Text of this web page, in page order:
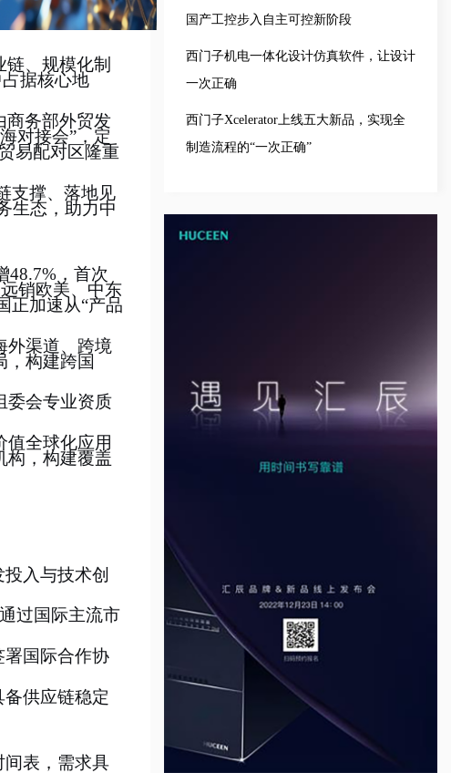
、规模化制
据核心地
商务部外贸发
对接会”，定
易配对区隆重
支撑、落地见
生态，助力中
48.7%，首次
销欧美、中东
正加速从“产品
外渠道、跨境
，构建跨国
委会专业资质
值全球化应用
构，构建覆盖
入与技术创
过国际主流市
署国际合作协
供应链稳定
间表，需求具
国产工控步入自主可控新阶段
西门子机电一体化设计仿真软件，让设计
一次正确
西门子Xcelerator上线五大新品，实现全
制造流程的“一次正确”